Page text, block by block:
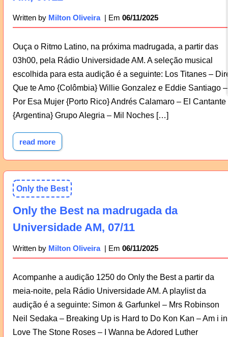
Written by Milton Oliveira 06/11/2025
Ouça o Ritmo Latino, na próxima madrugada, a partir das
03h00, pela Rádio Universidade AM. A seleção musical
escolhida para esta audição é a seguinte: Los Titanes –
Que te Amo {Colômbia} Willie Gonzalez e Eddie Santiago –
Por Esa Mujer {Porto Rico} Andrés Calamaro – El Cantante
{Argentina} Grupo Alegria – Mil Noches […]
read more
Only the Best
Only the Best na madrugada da
Universidade AM, 07/11
Written by Milton Oliveira 06/11/2025
Acompanhe a audição 1250 do Only the Best a partir da
meia-noite, pela Rádio Universidade AM. A playlist da
audição é a seguinte: Simon & Garfunkel – Mrs Robinson
Neil Sedaka – Breaking Up is Hard to Do Kon Kan – Am i in
Love The Stone Roses – I Wanna be Adored Luther